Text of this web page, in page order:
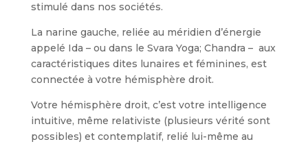
stimulé dans nos sociétés.
La narine gauche, reliée au méridien d’énergie
appelé Ida – ou dans le Svara Yoga; Chandra – aux
caractéristiques dites lunaires et féminines, est
connectée à votre hémisphère droit.
Votre hémisphère droit, c’est votre intelligence
intuitive, même relativiste (plusieurs vérité sont
possibles) et contemplatif, relié lui-même au